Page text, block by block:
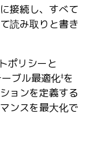
接続し、すべて
読み取りと書き
ポリシーと
ブル最適化‡を
ョンを定義する
ンスを最大化で